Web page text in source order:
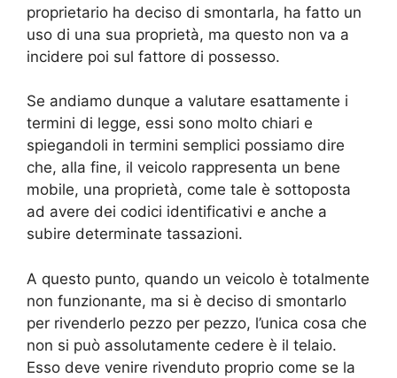
proprietario ha deciso di smontarla, ha fatto un
uso di una sua proprietà, ma questo non va a
incidere poi sul fattore di possesso.
Se andiamo dunque a valutare esattamente i
termini di legge, essi sono molto chiari e
spiegandoli in termini semplici possiamo dire
che, alla fine, il veicolo rappresenta un bene
mobile, una proprietà, come tale è sottoposta
ad avere dei codici identificativi e anche a
subire determinate tassazioni.
A questo punto, quando un veicolo è totalmente
non funzionante, ma si è deciso di smontarlo
per rivenderlo pezzo per pezzo, l’unica cosa che
non si può assolutamente cedere è il telaio.
Esso deve venire rivenduto proprio come se la